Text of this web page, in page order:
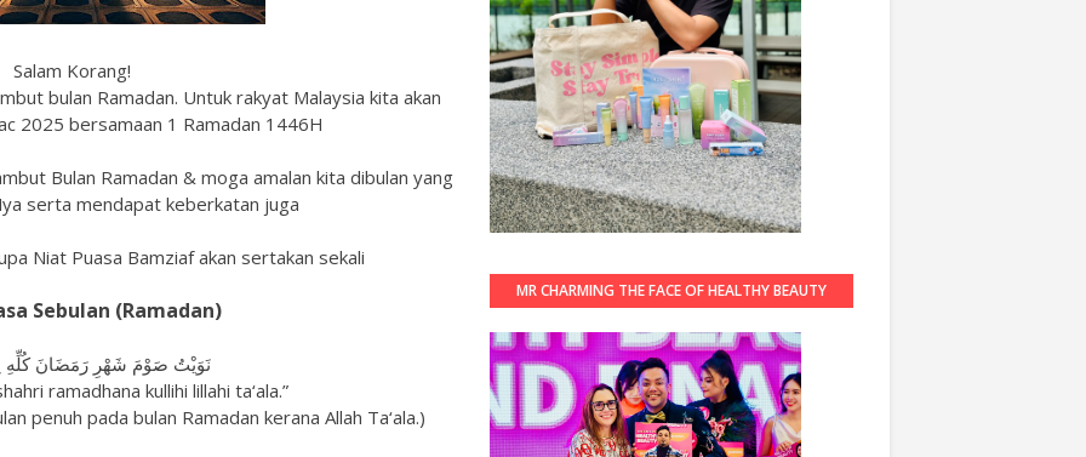
Salam Korang!
bulan Ramadan. Untuk rakyat Malaysia kita akan
2025 bersamaan 1 Ramadan 1446H
Bulan Ramadan & moga amalan kita dibulan yang
serta mendapat keberkatan juga
Niat Puasa Bamziaf akan sertakan sekali
Sebulan (Ramadan)
نَوَيْتُ صَوْمَ شَهْرِ رَمَضَانَ كُلِّهِ
ramadhana kullihi lillahi ta‘ala.”
penuh pada bulan Ramadan kerana Allah Ta‘ala.)
MR CHARMING THE FACE OF HEALTHY BEAUTY